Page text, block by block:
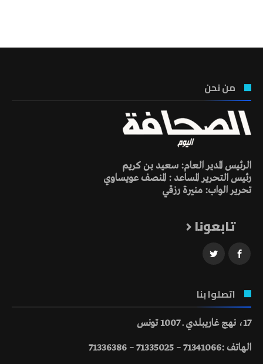
من نحن
الرئيس المدير العام: سعيد بن كريم
رئيس التحرير المساعد : المنصف عويساوي
تحرير الواب: منيرة رزقي
تابعونا
اتصلوا بنا
17، نهج غاريبلدي ـ 1007 تونس
الهاتف :71341066 – 71335025 – 71336386